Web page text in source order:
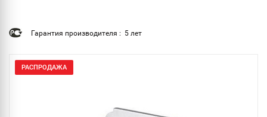
Гарантия производителя : 5 лет
РАСПРОДАЖА